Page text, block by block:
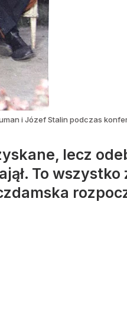
i Józef Stalin podczas
lecz
To